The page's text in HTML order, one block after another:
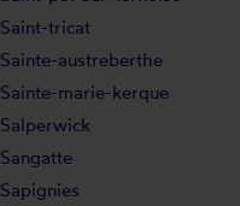
Saint-tricat
Sainte-austreberthe
Sainte-marie-kerque
Salperwick
Sangatte
Sapignies